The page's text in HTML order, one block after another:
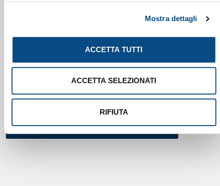
Mostra dettagli
ACCETTA TUTTI
ACCETTA SELEZIONATI
RIFIUTA
WS 1501 - 1503